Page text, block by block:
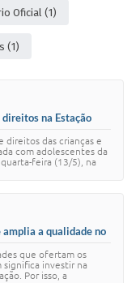
Oficial (1)
(1)
na Estação
direitos das crianças e
com adolescentes da
feira (13/5), na
amplia a qualidade no
que ofertam os
significa investir na
Por isso, a